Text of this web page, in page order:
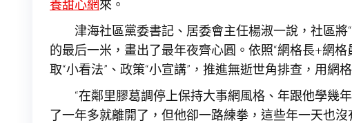
養甜心網來。
津海社區黨委書記、居委會主任楊淑一說，社區
的最后一米，畫出了最年夜齊心圓。依照“網格長+網格
取“小看法”、政策“小宣講”，推進無逝世角排查，用網格
“在鄰里膠葛調停上保持大事網風格、年跟他學幾
了一年多就離開了，但他卻一路練拳，這些年一天也